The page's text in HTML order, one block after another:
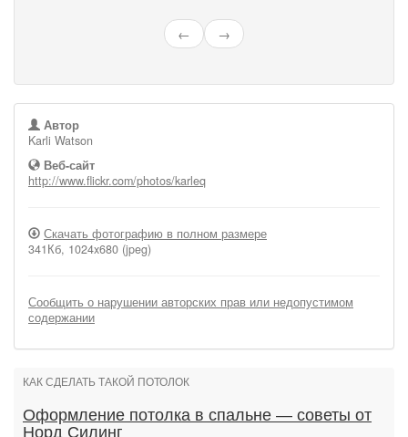
← →
Автор
Karli Watson
Веб-сайт
http://www.flickr.com/photos/karleq
Скачать фотографию в полном размере
341Кб, 1024x680 (jpeg)
Сообщить о нарушении авторских прав или недопустимом
содержании
КАК СДЕЛАТЬ ТАКОЙ ПОТОЛОК
Оформление потолка в спальне — советы от
Норд Силинг